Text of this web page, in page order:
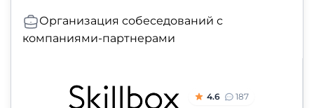
Организация собеседований с
компаниями-партнерами
4.6 187
Для
детей
здоровье,